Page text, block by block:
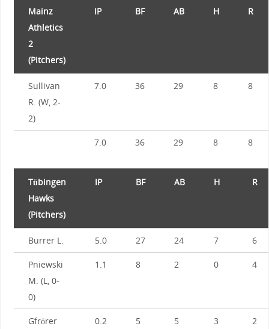
Mainz
Athletics
2
(Pitchers)
IP BF AB H R
Sullivan
R. (W, 2-
2)
7.0 36 29 8 8
7.0 36 29 8 8
Tübingen
Hawks
(Pitchers)
IP BF AB H R
Burrer L. 5.0 27 24 7 6
Pniewski
M. (L, 0-
0)
1.1 8 2 0 4
Gfrörer
0.2 5 5 3 2